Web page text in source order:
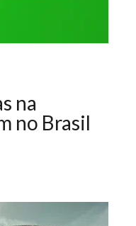
na
no Brasil